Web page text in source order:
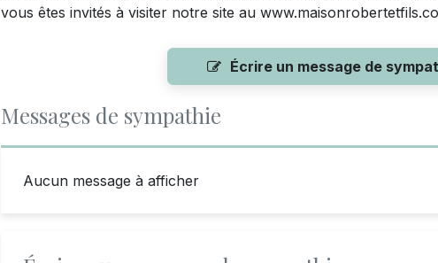
vous êtes invités à visiter notre site au
Écrire un message de
Messages de sympathie
Aucun message à afficher